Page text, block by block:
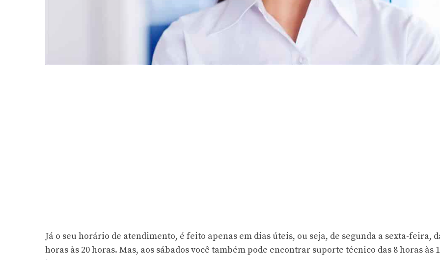
Já o seu horário de atendimento, é feito apenas em dias úteis, ou seja, de segunda a sexta-feira,
horas às 20 horas. Mas, aos sábados você também pode encontrar suporte técnico das 8 horas às